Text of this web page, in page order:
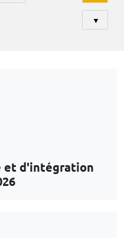
▼
et d'intégration